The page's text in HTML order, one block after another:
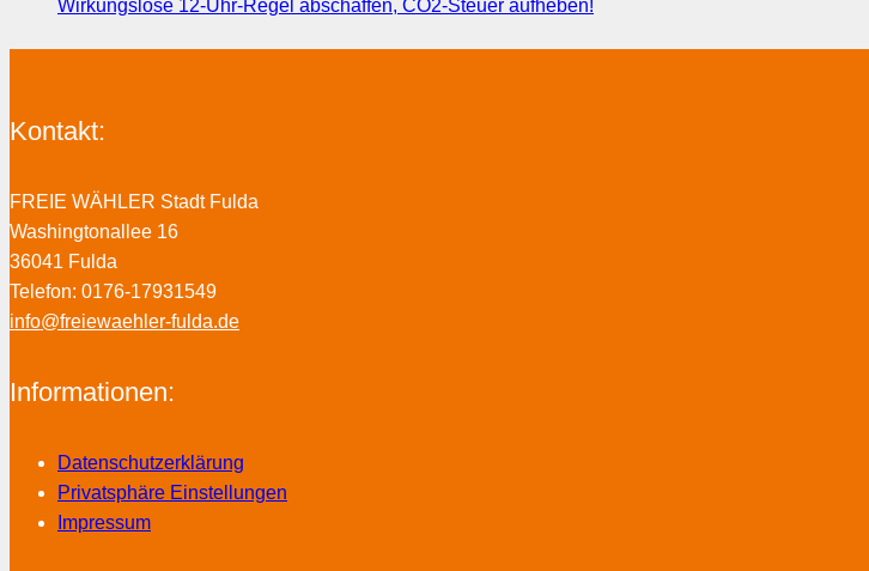
Wirkungslose 12-Uhr-Regel abschaffen, CO2-Steuer aufheben!
Kontakt:
FREIE WÄHLER Stadt Fulda
Washingtonallee 16
36041 Fulda
Telefon: 0176-17931549
info@freiewaehler-fulda.de
Informationen:
Datenschutzerklärung
Privatsphäre Einstellungen
Impressum